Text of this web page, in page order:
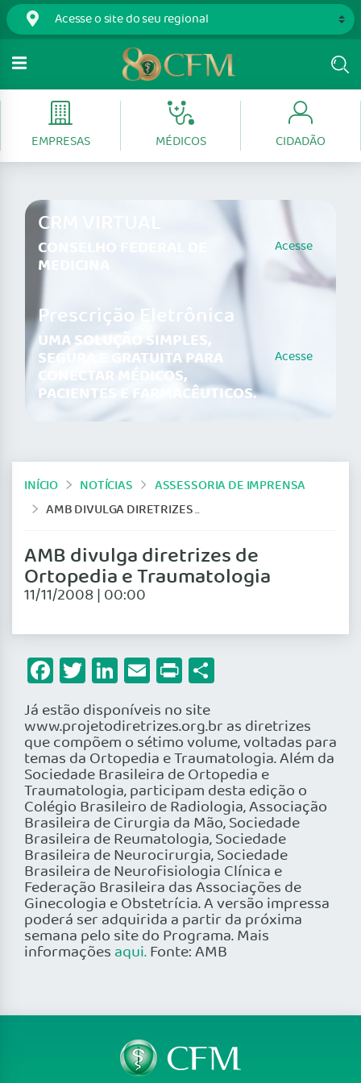
EMPRESAS MÉDICOS CIDADÃO
CRM VIRTUAL
CONSELHO FEDERAL DE
MEDICINA
Acesse
Prescrição Eletrônica
UMA SOLUÇÃO SIMPLES,
SEGURA E GRATUITA PARA
CONECTAR MÉDICOS,
PACIENTES E FARMACÊUTICOS.
Acesse
INÍCIO NOTÍCIAS
ASSESSORIA DE IMPRENSA
AMB DIVULGA DIRETRIZES DE ORTOPEDIA E TRAUMATOLOGIA
AMB divulga diretrizes de
Ortopedia e Traumatologia
11/11/2008 | 00:00
Facebook
Twitter
LinkedIn
Email
Print
Já estão disponíveis no site
www.projetodiretrizes.org.br as diretrizes
que compõem o sétimo volume, voltadas para
temas da Ortopedia e Traumatologia. Além da
Sociedade Brasileira de Ortopedia e
Traumatologia, participam desta edição o
Colégio Brasileiro de Radiologia, Associação
Brasileira de Cirurgia da Mão, Sociedade
Brasileira de Reumatologia, Sociedade
Brasileira de Neurocirurgia, Sociedade
Brasileira de Neurofisiologia Clínica e
Federação Brasileira das Associações de
Ginecologia e Obstetrícia. A versão impressa
poderá ser adquirida a partir da próxima
semana pelo site do Programa. Mais
informaçõesaqui.Fonte: AMB